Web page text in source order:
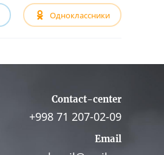
Одноклассники
Contact-center
+998 71 207-02-09
Email